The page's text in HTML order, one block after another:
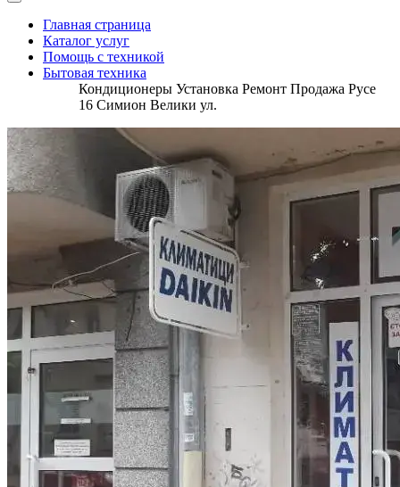
Главная страница
Каталог услуг
Помощь с техникой
Бытовая техника
Кондиционеры Установка Ремонт Продажа Русе
16 Симион Велики ул.